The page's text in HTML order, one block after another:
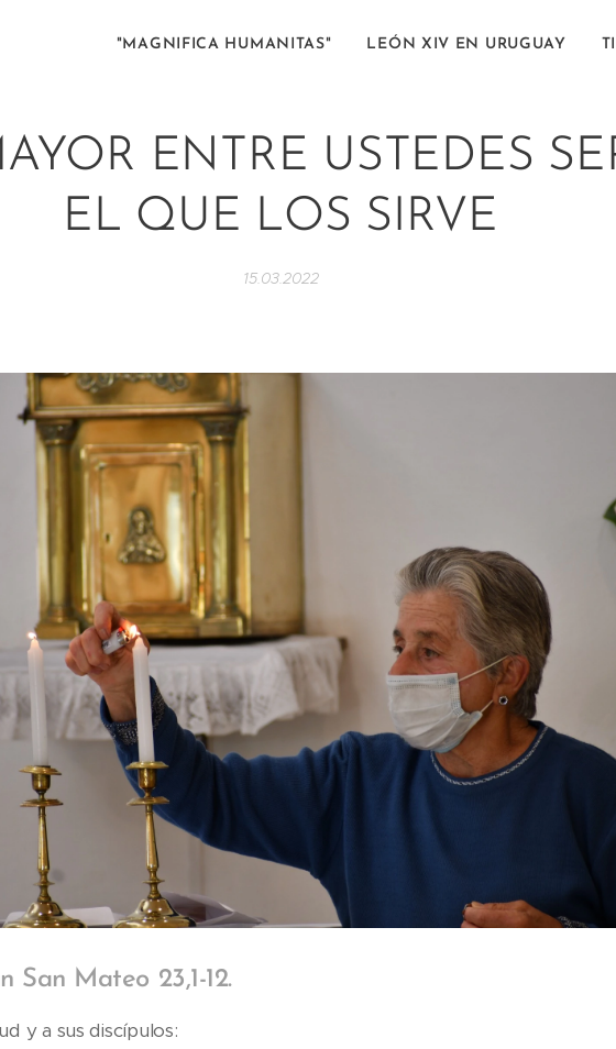
"MAGNIFICA HUMANITAS" LEÓN XIV EN URUGUAY
ENTRE USTEDES
EL QUE LOS SIRVE
15.03.2022
San Mateo 23,1-12.
y a sus discípulos: